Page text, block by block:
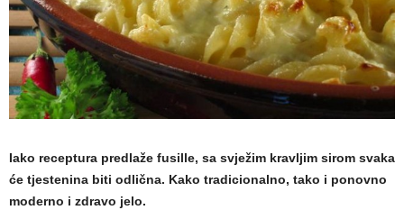
Iako receptura predlaže fusille, sa svježim kravljim sirom svaka
će tjestenina biti odlična. Kako tradicionalno, tako i ponovno
moderno i zdravo jelo.